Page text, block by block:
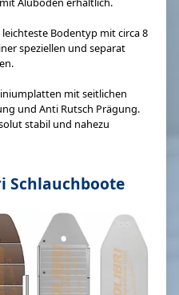
leichteste Bodentyp mit circa 8
speziellen und separat
mit seitlichen
und Anti Rutsch Prägung.
stabil und nahezu
Schlauchboote